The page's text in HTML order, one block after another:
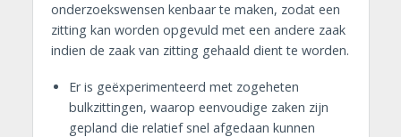
onderzoekswensen kenbaar te maken, zodat een
zitting kan worden opgevuld met een andere zaak
indien de zaak van zitting gehaald dient te worden.
Er is geëxperimenteerd met zogeheten
bulkzittingen, waarop eenvoudige zaken zijn
gepland die relatief snel afgedaan kunnen